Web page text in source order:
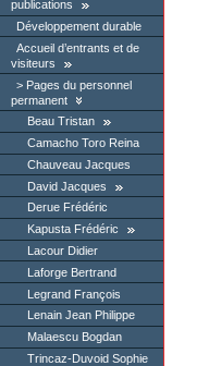
publications
Développement durable
Accueil d’entrants et de
visiteurs
Pages du personnel
permanent
Beau Tristan
Camacho Toro Reina
Chauveau Jacques
David Jacques
Derue Frédéric
Kapusta Frédéric
Lacour Didier
Laforge Bertrand
Legrand François
Lenain Jean Philippe
Malaescu Bogdan
Trincaz-Duvoid Sophie